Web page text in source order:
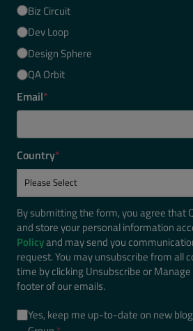
Biz Circuit
Dev Loop
Design Sphere
QA Orbit
Email*
Country*
By submitting the form, you agree that
and store your personal information
Policyand may send you
request. You may unsubscribe from all
time by clicking Unsubscribe or
footer of our emails.
Yes, keep me up-to-date on new